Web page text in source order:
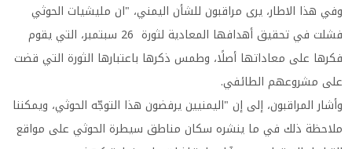
وفي هذا الاطار، يرى مراقبون للشأن اليمني، "ان مليشيات الحوثي
فشلت في تحقيق أهدافها المعادية لثورة 26 سبتمبر، التي يقوم
فكرها على معاداتها أصلًا، وطمس ذكرها باعتبارها الثورة التي قضت
على مشروعهم الطائفي.
وأشار المراقبون، إلى إن "اليمنيين يرفضون هذا التوجّه الحوثي، ويمكننا
ملاحظة ذلك في ما ينشره سكان مناطق سيطرة الحوثي على مواقع